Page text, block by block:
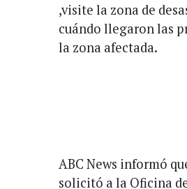
,visite la zona de
cuándo llegaron las
la zona afectada.
ABC News informó
solicitó a la Oficina